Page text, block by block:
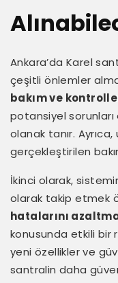
Ankara’da Karel
çeşitli önlemler
bakım ve
potansiyel
olanak tanır.
gerçekleştirilen
İkinci olarak,
olarak takip etmek
hatalarını
konusunda etkili bir
yeni özellikler ve
santralin daha